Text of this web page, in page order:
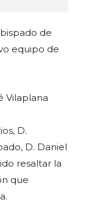
de
equipo de
Vilaplana
D.
D. Daniel
resaltar la
que